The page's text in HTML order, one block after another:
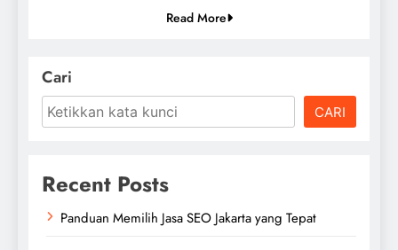
Read More
Cari
CARI
Recent Posts
Panduan Memilih Jasa SEO Jakarta yang Tepat